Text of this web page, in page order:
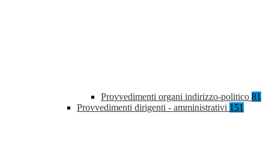
Provvedimenti organi indirizzo-politico 81
Provvedimenti dirigenti - amministrativi 151